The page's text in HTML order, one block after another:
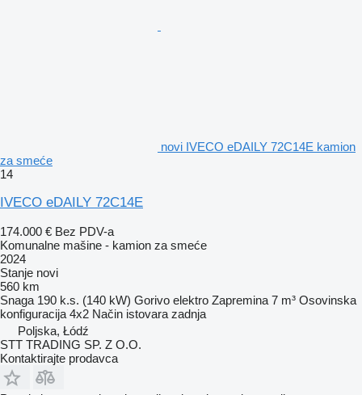
novi IVECO eDAILY 72C14E kamion
za smeće
14
IVECO eDAILY 72C14E
174.000 € Bez PDV-a
Komunalne mašine - kamion za smeće
2024
Stanje novi
560 km
Snaga 190 k.s. (140 kW) Gorivo elektro Zapremina 7 m³ Osovinska
konfiguracija 4x2 Način istovara zadnja
Poljska, Łódź
STT TRADING SP. Z O.O.
Kontaktirajte prodavca